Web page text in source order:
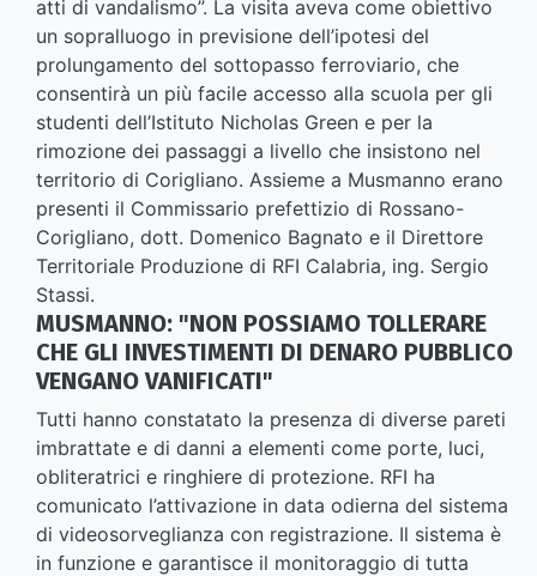
atti di vandalismo”. La visita aveva come obiettivo
un sopralluogo in previsione dell’ipotesi del
prolungamento del sottopasso ferroviario, che
consentirà un più facile accesso alla scuola per gli
studenti dell’Istituto Nicholas Green e per la
rimozione dei passaggi a livello che insistono nel
territorio di Corigliano. Assieme a Musmanno erano
presenti il Commissario prefettizio di Rossano-
Corigliano, dott. Domenico Bagnato e il Direttore
Territoriale Produzione di RFI Calabria, ing. Sergio
Stassi.
MUSMANNO: "NON POSSIAMO TOLLERARE
CHE GLI INVESTIMENTI DI DENARO PUBBLICO
VENGANO VANIFICATI"
Tutti hanno constatato la presenza di diverse pareti
imbrattate e di danni a elementi come porte, luci,
obliteratrici e ringhiere di protezione. RFI ha
comunicato l’attivazione in data odierna del sistema
di videosorveglianza con registrazione. Il sistema è
in funzione e garantisce il monitoraggio di tutta